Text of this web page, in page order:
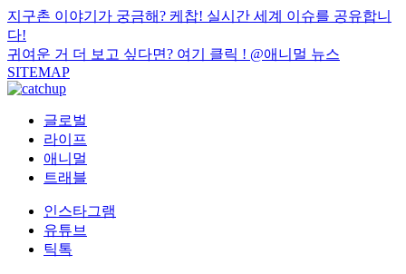
지구촌 이야기가 궁금해? 케찹! 실시간 세계 이슈를 공유합니
다!
귀여운 거 더 보고 싶다면? 여기 클릭 ! @애니멀 뉴스
SITEMAP
글로벌
라이프
애니멀
트래블
인스타그램
유튜브
틱톡